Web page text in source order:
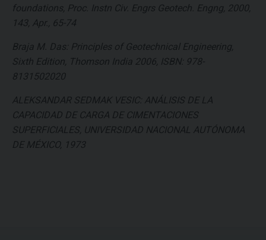
foundations, Proc. Instn Civ. Engrs Geotech. Engng, 2000,
143, Apr., 65-74
Braja M. Das: Principles of Geotechnical Engineering,
Sixth Edition, Thomson India 2006, ISBN: 978-
8131502020
ALEKSANDAR SEDMAK VESIC: ANÁLISIS DE LA
CAPACIDAD DE CARGA DE CIMENTACIONES
SUPERFICIALES, UNIVERSIDAD NACIONAL AUTÓNOMA
DE MÉXICO, 1973